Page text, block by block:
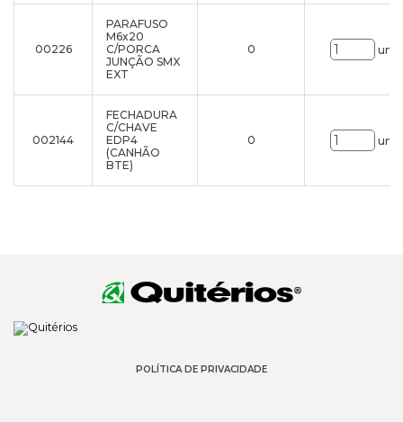
00226
PARAFUSO
M6x20
C/PORCA
JUNÇÃO SMX
EXT
0 uni.
002144
FECHADURA
C/CHAVE
EDP4
(CANHÃO
BTE)
0 uni.
POLÍTICA DE PRIVACIDADE